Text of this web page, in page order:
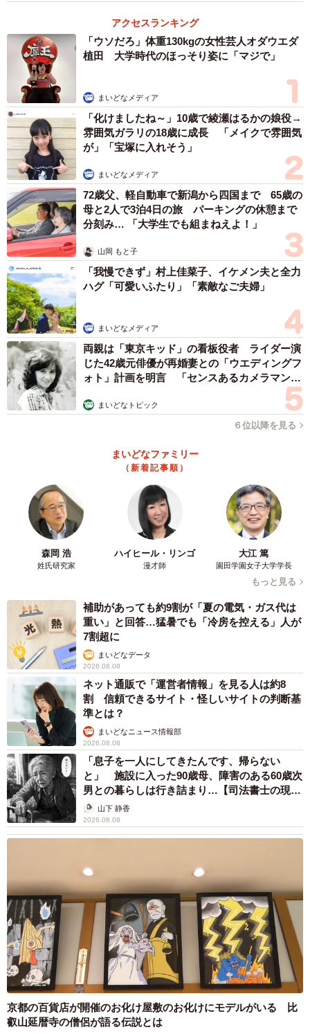
アクセスランキング
「ウソだろ」体重130kgの女性芸人オダウエダ
植田 大学時代のほっそり姿に「マジで」
まいどなメディア
「化けましたね～」10歳で綾瀬はるかの娘役→
雰囲気ガラリの18歳に成長 「メイクで雰囲気
が」「宝塚に入れそう」
まいどなメディア
72歳父、軽自動車で新潟から四国まで 65歳の
母と2人で3泊4日の旅 パーキングの休憩まで
分刻み… 「大学生でも組まねえよ！」
山岡 もと子
「我慢できず」村上佳菜子、イケメン夫と全力
ハグ「可愛いふたり」「素敵なご夫婦」
まいどなメディア
両親は「東京キッド」の看板役者 ライダー演
じた42歳元俳優が再婚妻との「ウエディングフ
ォト」計画を明言 「センスあるカメラマン求
まいどなトピック
６位以降を見る
まいどなファミリー
（新着記事順）
森岡 浩
姓氏研究家
ハイヒール・リンゴ
漫才師
大江 篤
園田学園女子大学学長
もっと見る
補助があっても約9割が「夏の電気・ガス代は
重い」と回答…猛暑でも「冷房を控える」人が
7割超に
まいどなデータ
2026.08.08
ネット通販で「運営者情報」を見る人は約8
割 信頼できるサイト・怪しいサイトの判断基
準とは？
まいどなニュース情報部
2026.08.08
「息子を一人にしてきたんです、帰らない
と」 施設に入った90歳母、障害のある60歳次
男との暮らしは行き詰まり…【司法書士の現場
から】山下 静香
2026.08.08
京都の百貨店が開催のお化け屋敷のお化けにモデルがいる 比
叡山延暦寺の僧侶が語る伝説とは